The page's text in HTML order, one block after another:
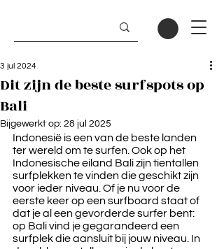
Dit zijn de beste surfspots op
Bali
3 jul 2024
Bijgewerkt op: 28 jul 2025
Indonesië is een van de beste landen
ter wereld om te surfen. Ook op het
Indonesische eiland Bali zijn tientallen
surfplekken te vinden die geschikt zijn
voor ieder niveau. Of je nu voor de
eerste keer op een surfboard staat of
dat je al een gevorderde surfer bent:
op Bali vind je gegarandeerd een
surfplek die aansluit bij jouw niveau. In